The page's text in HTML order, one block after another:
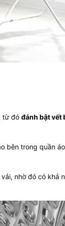
từ đó đánh bật vết
bên trong quần
nhờ đó có khả